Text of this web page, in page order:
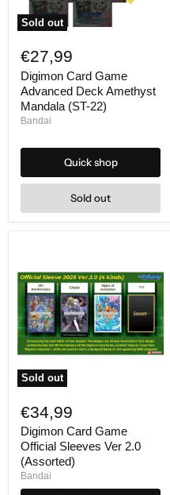
Sold out
Card
Game
Advanced
Deck
Amethyst
Mandala
(ST-
€27,99
Digimon Card Game
Advanced Deck Amethyst
Mandala (ST-22)
Bandai
Quick shop
Sold out
Sold out
Card
Game
Official
Sleeves
Ver
2.0
(Assorted)
€34,99
Digimon Card Game
Official Sleeves Ver 2.0
(Assorted)
Bandai